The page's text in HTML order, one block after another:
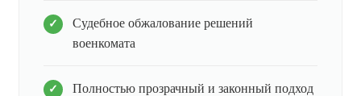
Судебное обжалование решений
военкомата
Полностью прозрачный и законный подход